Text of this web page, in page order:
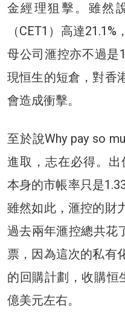
金經理狙擊。雖然
（CET1）高達
母公司滙控亦不過是
現恒生的短倉，對香
會造成衝擊。
至於說Why pay so
進取，志在必得。
本身的市帳率只是
雖然如此，滙控的財
過去兩年滙控總共花
票，因為這次的私有
的回購計劃，收購恒
億美元左右。